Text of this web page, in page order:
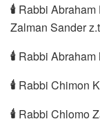
🕯 Rabbi
Zalman Sander
🕯 Rabbi Abraham
🕯 Rabbi Chimon
🕯 Rabbi Chlomo